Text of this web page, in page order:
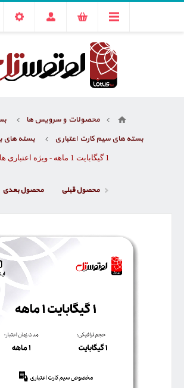
محصولات و سرویس ها
بسته های سیم کارت اعتباری
بسته های
1 گیگابایت 1 ماهه - ویژه اعتباری ها
محصول قبلی محصول بعدی